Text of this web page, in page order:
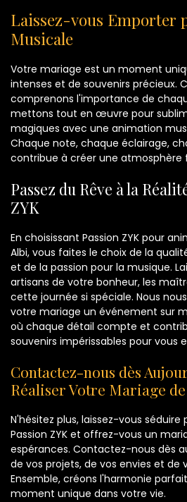
Laissez-vous Emporter
Musicale
Votre mariage est un moment
intenses et de souvenirs précieux.
comprenons l'importance de
mettons tout en œuvre pour
magiques avec une animation
Chaque note, chaque éclairage,
contribue à créer une atmosphère
Passez du Rêve à la
ZYK
En choisissant Passion ZYK pour
Albi, vous faites le choix de la
et de la passion pour la musique.
artisans de votre bonheur, les
cette journée si spéciale. Nous
votre mariage un événement sur
où chaque détail compte et
souvenirs impérissables pour vous
Contactez-nous dès
Réaliser Votre Mariage de
N'hésitez plus, laissez-vous séduire
Passion ZYK et offrez-vous un
espérances. Contactez-nous dès
de vos projets, de vos envies et de
Ensemble, créons l'harmonie
moment unique dans votre vie.